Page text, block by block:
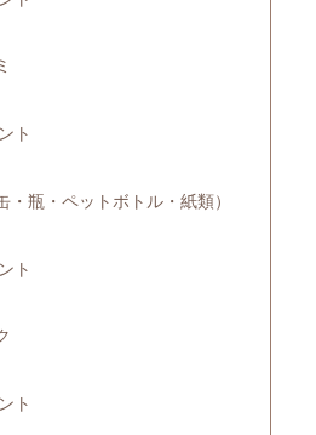
ト
・瓶・ペットボトル・紙類）
ト
ト